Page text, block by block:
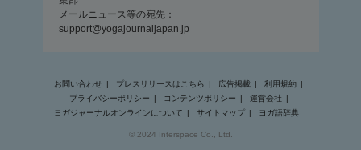
メールニュース等の宛先：
support@yogajournaljapan.jp
お問い合わせ プレスリリースはこちら 広告掲載
利用規約
プライバシーポリシー
コンテンツポリシー
運営会社
ヨガジャーナルオンラインについて
サイトマップ ヨガ語辞典
© 2024 Interspace Co., Ltd.